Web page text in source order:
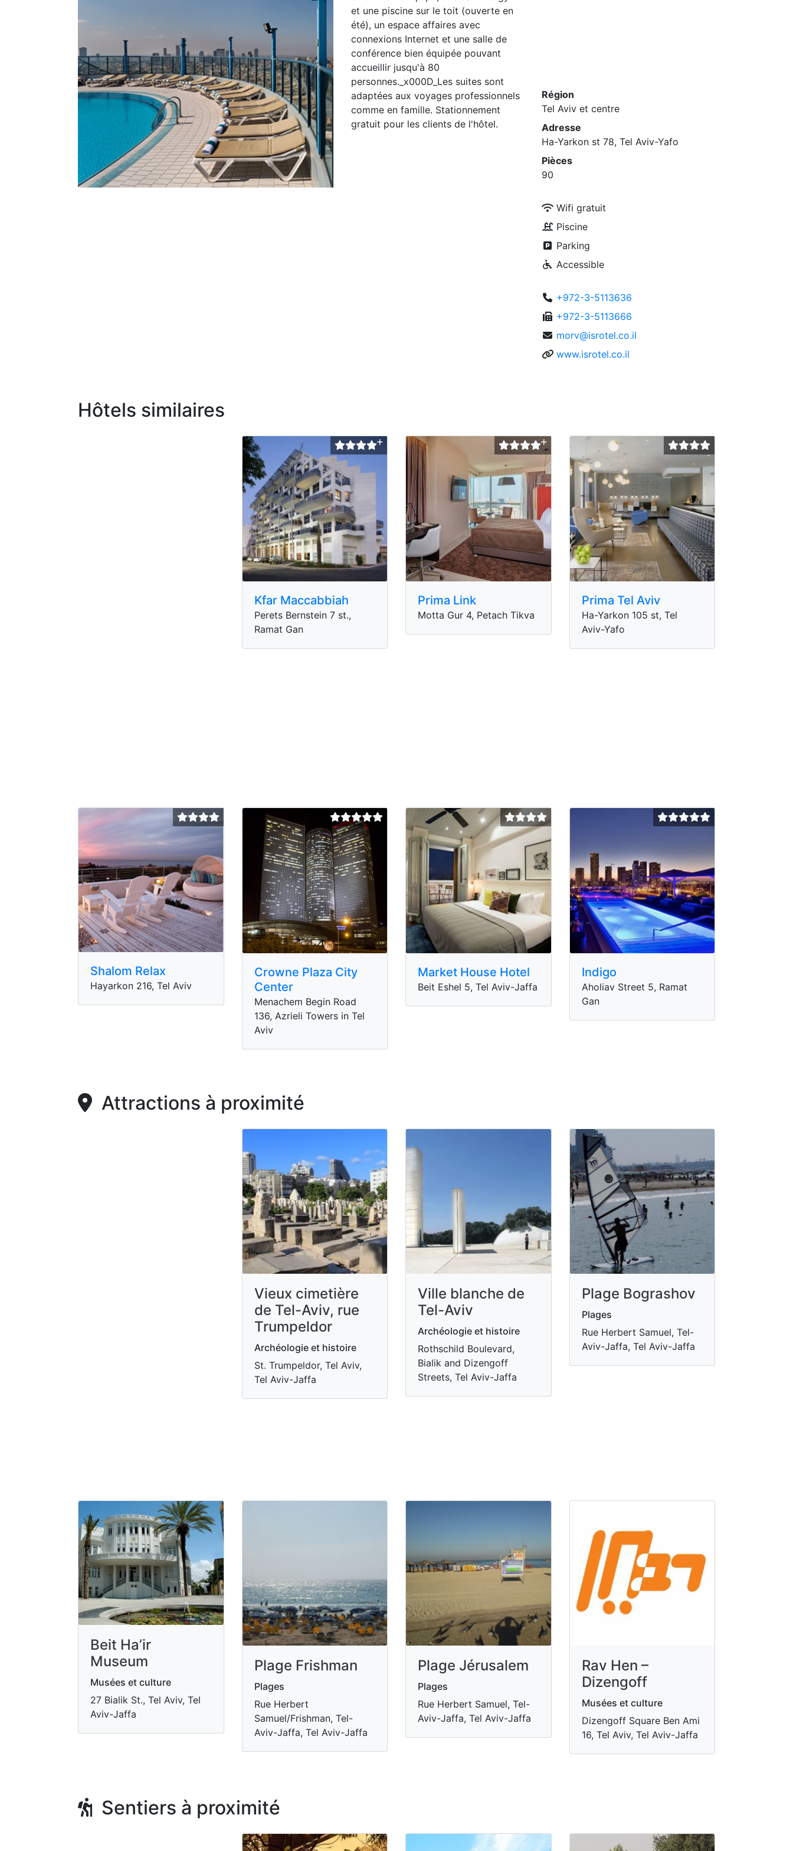
et une piscine sur le toit (ouverte en
été), un espace affaires avec
connexions Internet et une salle de
conférence bien équipée pouvant
accueillir jusqu'à 80
personnes._x000D_Les suites sont
adaptées aux voyages professionnels
comme en famille. Stationnement
gratuit pour les clients de l'hôtel.
Région
Tel Aviv et centre
Adresse
Ha-Yarkon st 78, Tel Aviv-Yafo
Pièces
90
Wifi gratuit
Piscine
Parking
Accessible
+972-3-5113636
+972-3-5113666
morv@isrotel.co.il
www.isrotel.co.il
Hôtels similaires
Kfar Maccabbiah
Perets Bernstein 7 st.,
Ramat Gan
Prima Link
Motta Gur 4, Petach Tikva
Prima Tel Aviv
Ha-Yarkon 105 st, Tel
Aviv-Yafo
Shalom Relax
Hayarkon 216, Tel Aviv
Crowne Plaza City
Center
Menachem Begin Road
136, Azrieli Towers in Tel
Aviv
Market House Hotel
Beit Eshel 5, Tel Aviv-Jaffa
Indigo
Aholiav Street 5, Ramat
Gan
Attractions à proximité
Vieux cimetière
de Tel-Aviv, rue
Trumpeldor
Archéologie et histoire
St. Trumpeldor, Tel Aviv,
Tel Aviv-Jaffa
Ville blanche de
Tel-Aviv
Archéologie et histoire
Rothschild Boulevard,
Bialik and Dizengoff
Streets, Tel Aviv-Jaffa
Plage Bograshov
Plages
Rue Herbert Samuel, Tel-
Aviv-Jaffa, Tel Aviv-Jaffa
Beit Ha’ir
Museum
Musées et culture
27 Bialik St., Tel Aviv, Tel
Aviv-Jaffa
Plage Frishman
Plages
Rue Herbert
Samuel/Frishman, Tel-
Aviv-Jaffa, Tel Aviv-Jaffa
Plage Jérusalem
Plages
Rue Herbert Samuel, Tel-
Aviv-Jaffa, Tel Aviv-Jaffa
Rav Hen –
Dizengoff
Musées et culture
Dizengoff Square Ben Ami
16, Tel Aviv, Tel Aviv-Jaffa
Sentiers à proximité